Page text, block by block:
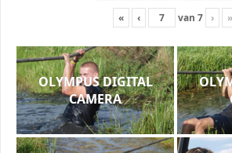
« ‹ van 7 › »
OLYMPUS DIGITAL
CAMERA